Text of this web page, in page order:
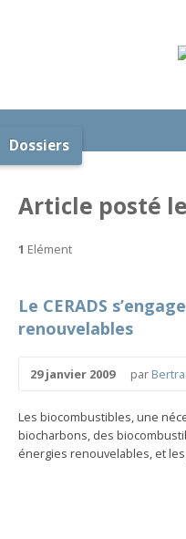
Dossiers
Article posté
1 Elément
Le CERADS
renouvelables
29 janvier 2009 par
Les biocombustibles, une
biocharbons, des
énergies renouvelables, et les